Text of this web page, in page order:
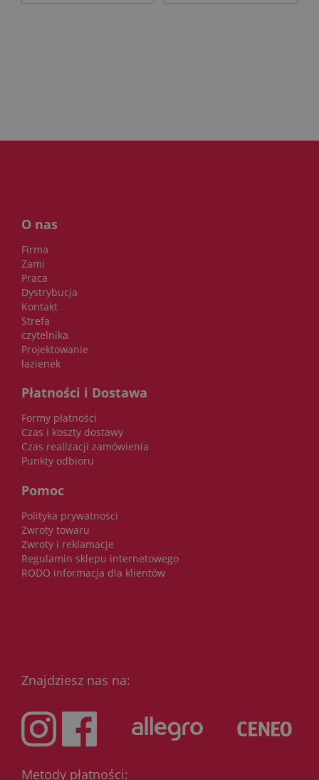
O nas
Firma
Zami
Praca
Dystrybucja
Kontakt
Strefa
czytelnika
Projektowanie
łazienek
Płatności i Dostawa
Formy płatności
Czas i koszty dostawy
Czas realizacji zamówienia
Punkty odbioru
Pomoc
Polityka prywatności
Zwroty towaru
Zwroty i reklamacje
Regulamin sklepu internetowego
RODO informacja dla klientów
Znajdziesz nas na:
Metody płatności: